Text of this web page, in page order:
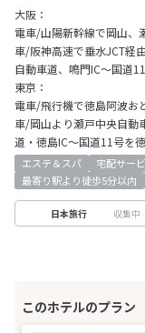
大阪：
電車/山陽新幹線で岡山、
車/阪神高速で垂水JCT経
自動車道、鳴門IC～国道
東京：
電車/飛行機で徳島阿波お
車/岡山より瀬戸中央自動
道・徳島IC～国道11号を
エステ＆スパ 宅配サー
最寄り駅より徒歩5分以内
日本旅行 収集中